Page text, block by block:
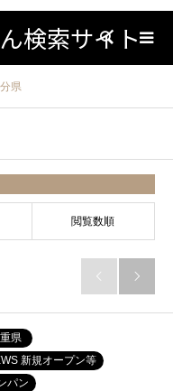
検索サイト検索
県
閲覧数順
 
県
新規オープン等
パン